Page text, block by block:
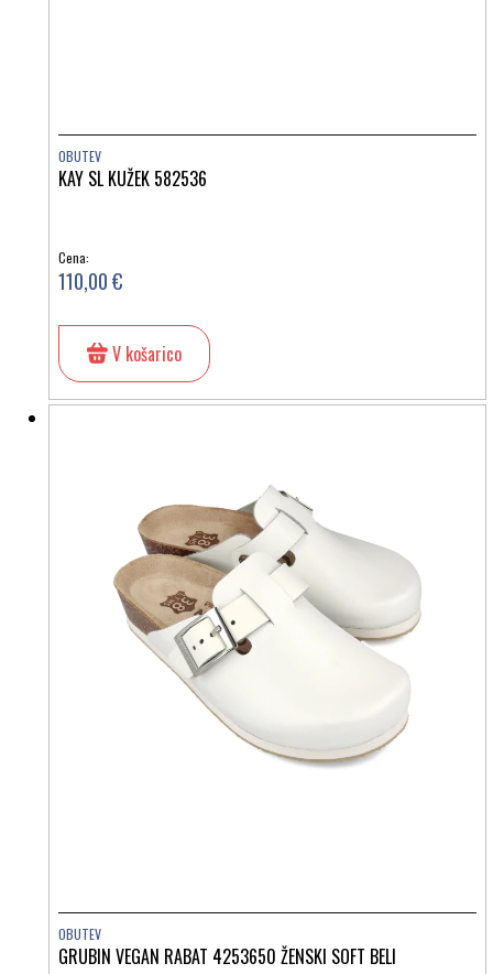
OBUTEV
KAY SL KUŽEK 582536
Cena:
110,00 €
V košarico
OBUTEV
GRUBIN VEGAN RABAT 4253650 ŽENSKI SOFT BELI